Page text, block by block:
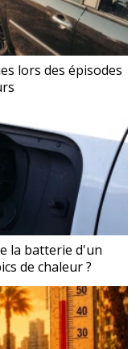
lors des épisodes
la batterie d'un
de chaleur ?